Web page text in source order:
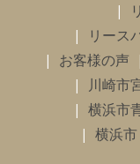
リース
お客様の声
川崎市
横浜市
横浜